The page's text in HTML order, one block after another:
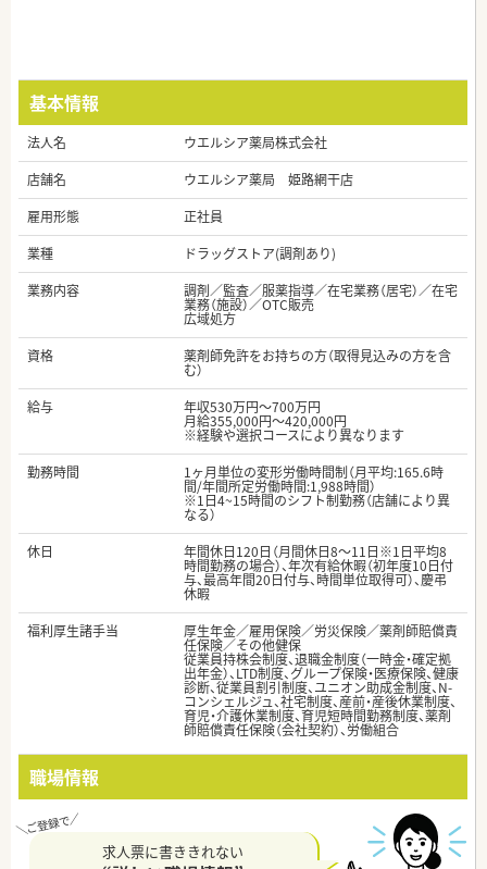
基本情報
法人名
ウエルシア薬局株式会社
店舗名
ウエルシア薬局 姫路網干店
雇用形態
正社員
業種
ドラッグストア(調剤あり)
業務内容
調剤／監査／服薬指導／在宅業務（居宅）／在宅
業務（施設）／OTC販売
広域処方
資格
薬剤師免許をお持ちの方（取得見込みの方を含
む）
給与
年収530万円～700万円
月給355,000円～420,000円
※経験や選択コースにより異なります
勤務時間
1ヶ月単位の変形労働時間制（月平均:165.6時
間/年間所定労働時間:1,988時間）
※1日4~15時間のシフト制勤務（店舗により異
なる）
休日
年間休日120日（月間休日8～11日※1日平均8
時間勤務の場合）、年次有給休暇（初年度10日付
与、最高年間20日付与、時間単位取得可）、慶弔
休暇
福利厚生諸手当
厚生年金／雇用保険／労災保険／薬剤師賠償責
任保険／その他健保
従業員持株会制度、退職金制度（一時金・確定拠
出年金）、LTD制度、グループ保険・医療保険、健康
診断、従業員割引制度、ユニオン助成金制度、N-
コンシェルジュ、社宅制度、産前・産後休業制度、
育児・介護休業制度、育児短時間勤務制度、薬剤
師賠償責任保険（会社契約）、労働組合
職場情報
求人票に書ききれない